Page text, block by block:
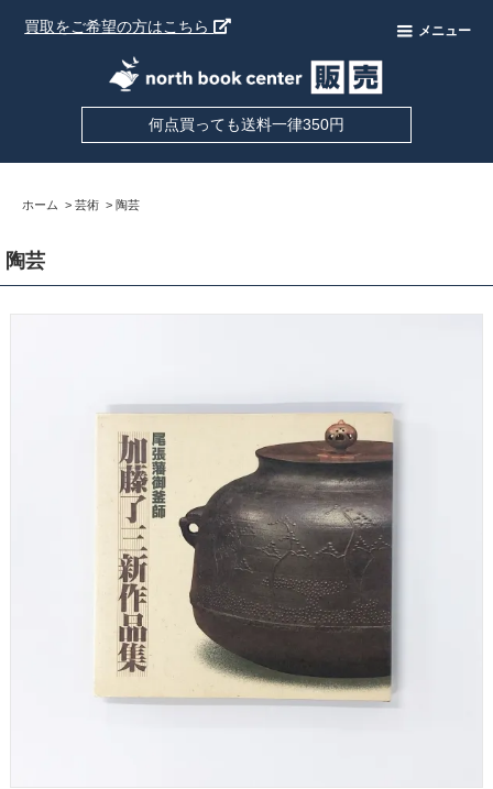
買取をご希望の方はこちら メニュー
何点買っても送料一律350円
ホーム > 芸術 > 陶芸
陶芸